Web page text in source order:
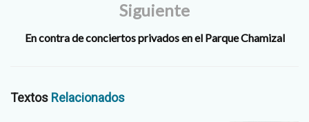
Siguiente
En contra de conciertos privados en el Parque Chamizal
Textos Relacionados